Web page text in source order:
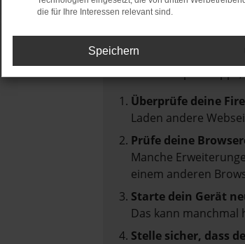
Beim Laden ist ein
Hier sind ein paar
Überprüfe deine
Laden andere
Prüfe deine
Manche
einem anderen
Starte dein Gerät
Das kann manchmal
Stelle sicher, dass
die für Ihre Interessen relevant sind.
Speichern